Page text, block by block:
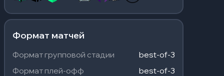
Формат матчей
Формат групповой стадии
best-of-3
Формат плей-офф
best-of-3